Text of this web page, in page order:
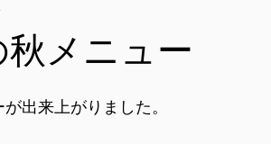
メニュー
出来上がりました。